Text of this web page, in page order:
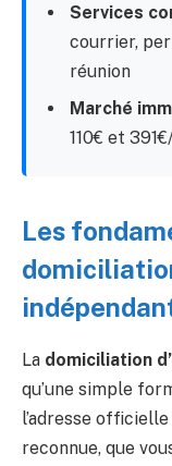
Services
courrier,
réunion
Marché
110€ et
Les
La domiciliation
qu’une simple
l’adresse
reconnue, que